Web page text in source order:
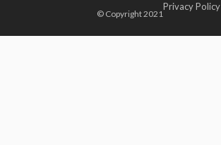
© Copyright 2021
Privacy Policy